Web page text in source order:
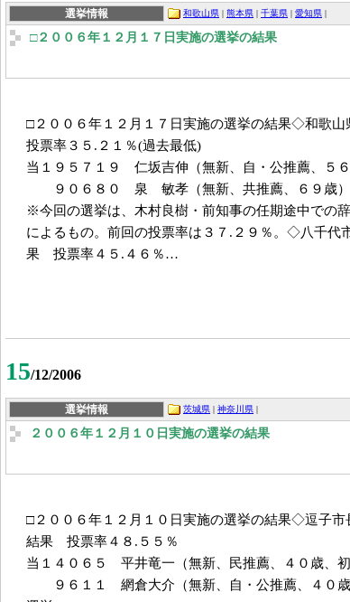
選挙情報 和歌山県 熊本県 千葉県 愛知県
□２００６年１２月１７日実施の選挙の結果
□２００６年１２月１７日実施の選挙の結果◇和歌
投票率３５.２１％(過去最低)
当１９５７１９ 仁坂吉伸（無新、自・公推薦、５６
９０６８０ 泉 敏孝（無新、共推薦、６９歳）
※今回の選挙は、木村良樹・前知事の任期途中での
によるもの。前回の投票率は３７.２９％。◇八千代
果 投票率４５.４６％…
15/12/2006
選挙情報 茨城県 | 神奈川県 |
２００６年１２月１０日実施の選挙の結果
□２００６年１２月１０日実施の選挙の結果◇逗子市
結果 投票率４８.５５％
当１４０６５ 平井竜一（無新、民推薦、４０歳、初
９６１１ 網倉大介（無新、自・公推薦、４０